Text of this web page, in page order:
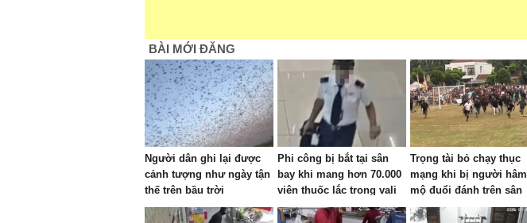
BÀI MỚI ĐĂNG
Người dân ghi lại được
cảnh tượng như ngày tận
thế trên bầu trời
Phi công bị bắt tại sân
bay khi mang hơn 70.000
viên thuốc lắc trong vali
Trọng tài bỏ chạy thục
mạng khi bị người hâm
mộ đuổi đánh trên sân